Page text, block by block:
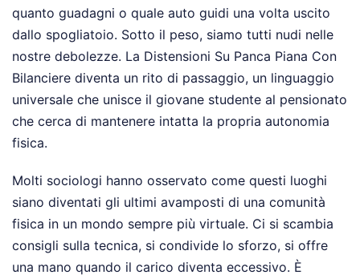
quanto guadagni o quale auto guidi una volta uscito
dallo spogliatoio. Sotto il peso, siamo tutti nudi nelle
nostre debolezze. La Distensioni Su Panca Piana Con
Bilanciere diventa un rito di passaggio, un linguaggio
universale che unisce il giovane studente al pensionato
che cerca di mantenere intatta la propria autonomia
fisica.
Molti sociologi hanno osservato come questi luoghi
siano diventati gli ultimi avamposti di una comunità
fisica in un mondo sempre più virtuale. Ci si scambia
consigli sulla tecnica, si condivide lo sforzo, si offre
una mano quando il carico diventa eccessivo. È